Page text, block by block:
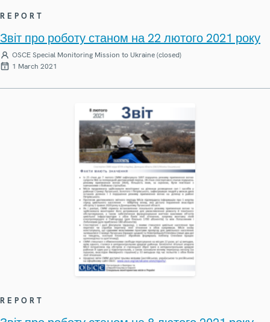
REPORT
Звіт про роботу станом на 22 лютого 2021 року
OSCE Special Monitoring Mission to Ukraine (closed)
1 March 2021
REPORT